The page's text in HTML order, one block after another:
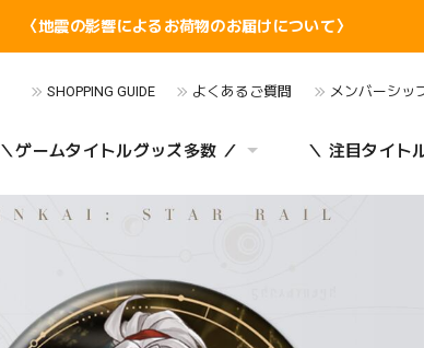
〈地震の影響によるお荷物のお届けについて〉
SHOPPING GUIDE よくあるご質問 メンバーシッ
＼ゲームタイトルグッズ多数 ／ ＼ 注目タイト